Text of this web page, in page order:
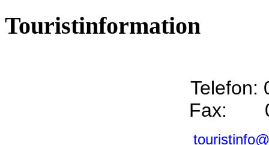
Touristinformation
Telefon:
Fax: